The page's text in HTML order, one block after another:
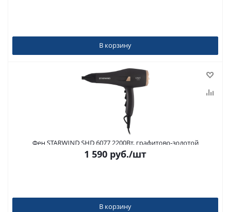
В корзину
Фен STARWIND SHD 6077 2200Вт, графитово-золотой
1 590 руб./шт
В корзину